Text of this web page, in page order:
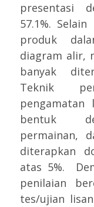
presentasi
57.1%.
produk
diagram alir,
banyak
Teknik
pengamatan
bentuk
permainan,
diterapkan
atas 5%.
penilaian
tes/ujian